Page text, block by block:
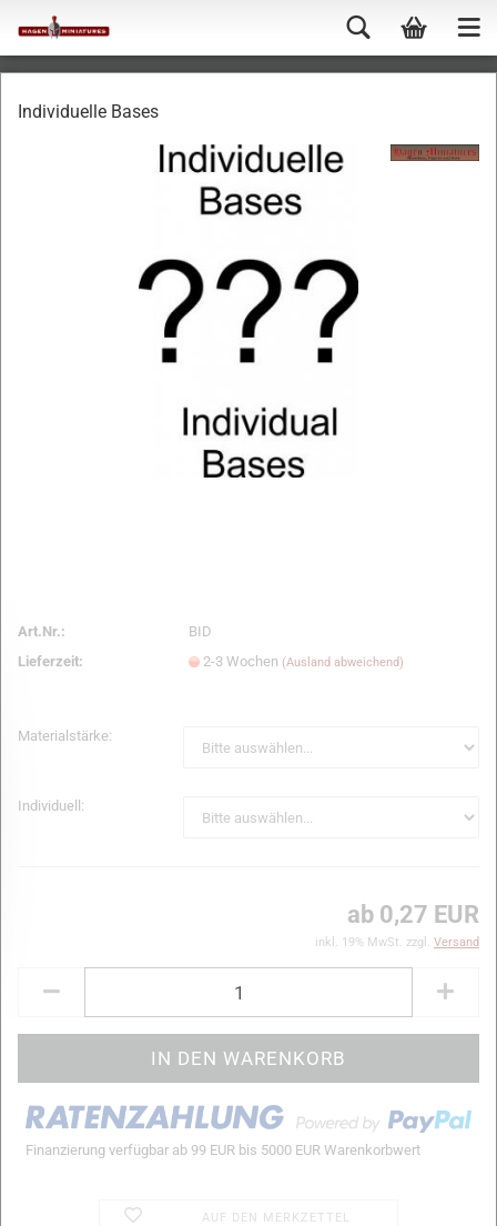
Individuelle Bases
Art.Nr.:
BID
Lieferzeit:
2-3 Wochen (Ausland abweichend)
Materialstärke:
Individuell:
ab 0,27 EUR
inkl. 19% MwSt. zzgl. Versand
Finanzierung verfügbar ab 99 EUR bis 5000 EUR Warenkorbwert
AUF DEN MERKZETTEL